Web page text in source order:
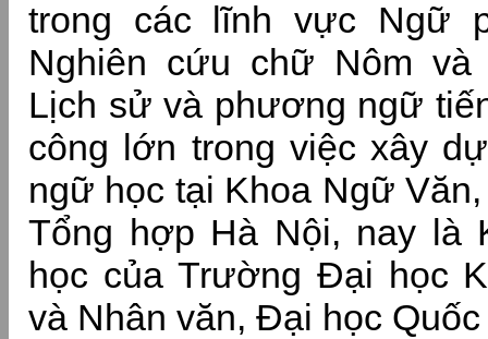
trong các lĩnh vực Ngữ
Nghiên cứu chữ Nôm
Lịch sử và phương ngữ
công lớn trong việc xây
ngữ học tại Khoa Ngữ
Tổng hợp Hà Nội, nay là
học của Trường Đại học
và Nhân văn, Đại học